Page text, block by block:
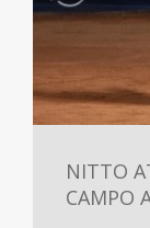
NITTO
CAMPO